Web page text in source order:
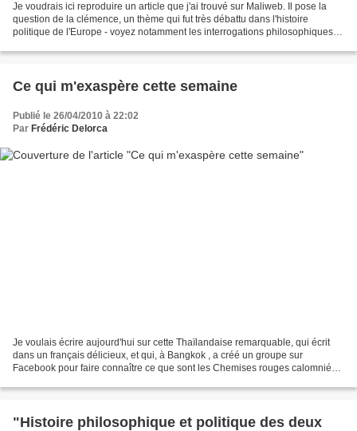
Je voudrais ici reproduire un article que j'ai trouvé sur Maliweb. Il pose la
question de la clémence, un thème qui fut très débattu dans l'histoire
politique de l'Europe - voyez notamment les interrogations philosophiques
Ce qui m'exaspère cette semaine
Publié le 26/04/2010 à 22:02
Par Frédéric Delorca
Je voulais écrire aujourd'hui sur cette Thaïlandaise remarquable, qui écrit
dans un français délicieux, et qui, à Bangkok , a créé un groupe sur
Facebook pour faire connaître ce que sont les Chemises rouges calomniées
"Histoire philosophique et politique des deux